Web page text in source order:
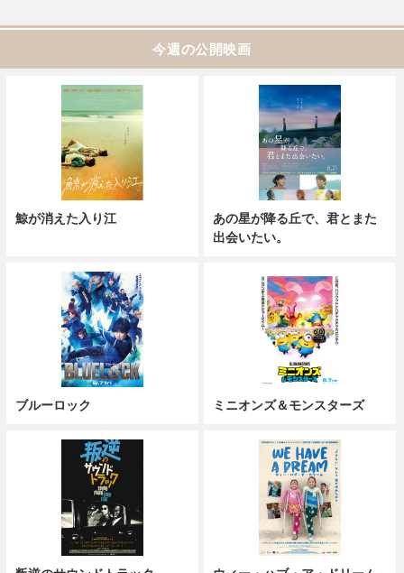
今週の公開映画
鯨が消えた入り江
あの星が降る丘で、君とまた
出会いたい。
ブルーロック ミニオンズ＆モンスターズ